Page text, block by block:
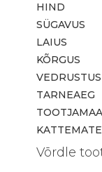
HIND
SÜGAVUS
LAIUS
KÕRGUS
VEDRUSTUS
TARNEAEG
TOOTJAMAA
Võrdle